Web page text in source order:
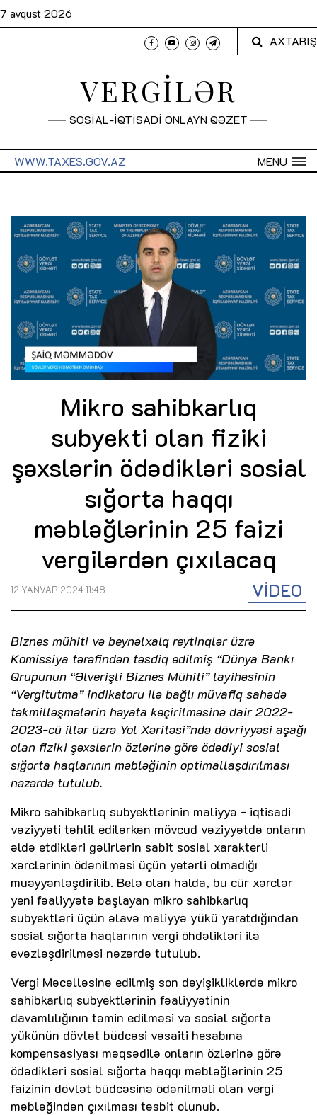
7 avqust 2026
AXTARIŞ
VERGİLƏR
SOSİAL-İQTİSADİ ONLAYN QƏZET
MENU
WWW.TAXES.GOV.AZ
Mikro sahibkarlıq
subyekti olan fiziki
şəxslərin ödədikləri sosial
sığorta haqqı
məbləğlərinin 25 faizi
vergilərdən çıxılacaq
VİDEO
12 YANVAR 2024 11:48
Biznes mühiti və beynəlxalq reytinqlər üzrə
Komissiya tərəfindən təsdiq edilmiş “Dünya Bankı
Qrupunun “Əlverişli Biznes Mühiti” layihəsinin
“Vergitutma” indikatoru ilə bağlı müvafiq sahədə
təkmilləşmələrin həyata keçirilməsinə dair 2022-
2023-cü illər üzrə Yol Xəritəsi”ndə dövriyyəsi aşağı
olan fiziki şəxslərin özlərinə görə ödədiyi sosial
sığorta haqlarının məbləğinin optimallaşdırılması
nəzərdə tutulub.
Mikro sahibkarlıq subyektlərinin maliyyə - iqtisadi
vəziyyəti təhlil edilərkən mövcud vəziyyətdə onların
əldə etdikləri gəlirlərin sabit sosial xarakterli
xərclərinin ödənilməsi üçün yetərli olmadığı
müəyyənləşdirilib. Belə olan halda, bu cür xərclər
yeni fəaliyyətə başlayan mikro sahibkarlıq
subyektləri üçün əlavə maliyyə yükü yaratdığından
sosial sığorta haqlarının vergi öhdəlikləri ilə
əvəzləşdirilməsi nəzərdə tutulub.
Vergi Məcəlləsinə edilmiş son dəyişikliklərdə mikro
sahibkarlıq subyektlərinin fəaliyyətinin
davamlılığının təmin edilməsi və sosial sığorta
yükünün dövlət büdcəsi vəsaiti hesabına
kompensasiyası məqsədilə onların özlərinə görə
ödədikləri sosial sığorta haqqı məbləğlərinin 25
faizinin dövlət büdcəsinə ödənilməli olan vergi
məbləğindən çıxılması təsbit olunub.